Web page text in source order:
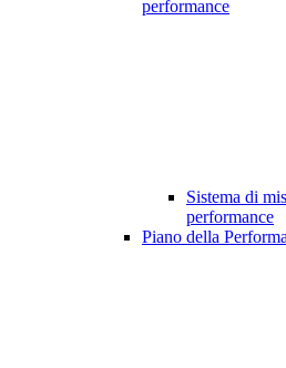
performance
Sistema di
performance
Piano della